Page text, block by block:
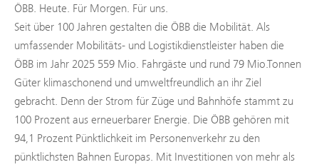
ÖBB. Heute. Für Morgen. Für uns.
Seit über 100 Jahren gestalten die ÖBB die Mobilität. Als
umfassender Mobilitäts- und Logistikdienstleister haben die
ÖBB im Jahr 2025 559 Mio. Fahrgäste und rund 79 Mio.Tonnen
Güter klimaschonend und umweltfreundlich an ihr Ziel
gebracht. Denn der Strom für Züge und Bahnhöfe stammt zu
100 Prozent aus erneuerbarer Energie. Die ÖBB gehören mit
94,1 Prozent Pünktlichkeit im Personenverkehr zu den
pünktlichsten Bahnen Europas. Mit Investitionen von mehr als